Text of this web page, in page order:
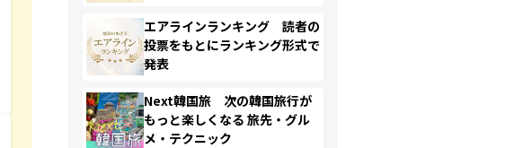
エアラインランキング 読者の
投票をもとにランキング形式で
発表
Next韓国旅 次の韓国旅行が
もっと楽しくなる 旅先・グル
メ・テクニック